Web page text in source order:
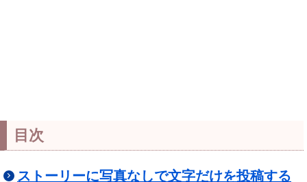
目次
ストーリーに写真なしで文字だけを投稿する